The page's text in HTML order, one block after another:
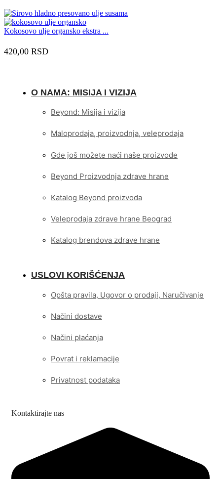
Kokosovo ulje organsko ekstra ...
420,00 RSD
O NAMA: MISIJA I VIZIJA
Beyond: Misija i vizija
Maloprodaja, proizvodnja, veleprodaja
Gde još možete naći naše proizvode
Beyond Proizvodnja zdrave hrane
Katalog Beyond proizvoda
Veleprodaja zdrave hrane Beograd
Katalog brendova zdrave hrane
USLOVI KORIŠĆENJA
Opšta pravila, Ugovor o prodaji, Naručivanje
Načini dostave
Načini plaćanja
Povrat i reklamacije
Privatnost podataka
Kontaktirajte nas